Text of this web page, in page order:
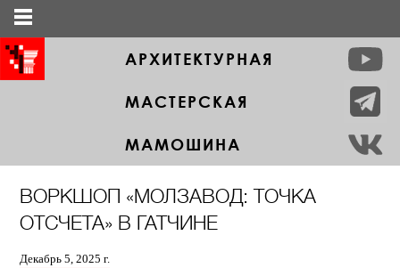
АРХИТЕКТУРНАЯ
МАСТЕРСКАЯ
МАМОШИНА
ВОРКШОП «МОЛЗАВОД: ТОЧКА
ОТСЧЕТА» В ГАТЧИНЕ
Декабрь 5, 2025 г.